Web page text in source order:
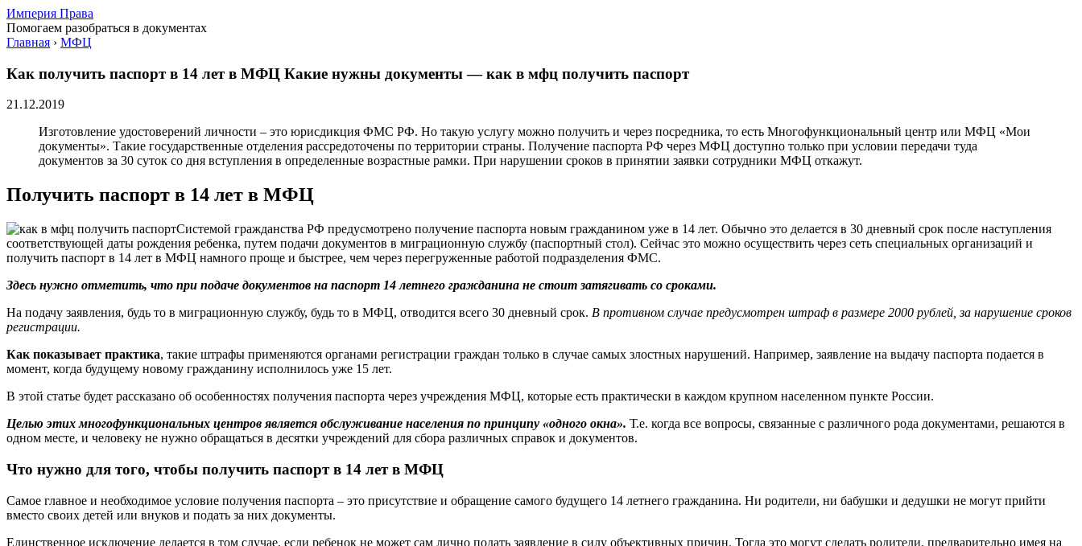
Империя Права
Помогаем разобраться в документах
Главная › МФЦ
Как получить паспорт в 14 лет в МФЦ Какие нужны документы — как в мфц получить паспорт
21.12.2019
Изготовление удостоверений личности – это юрисдикция ФМС РФ. Но такую услугу можно получить и через посредника, то есть Многофункциональный центр или МФЦ «Мои
документы». Такие государственные отделения рассредоточены по территории страны. Получение паспорта РФ через МФЦ доступно только при условии передачи туда
документов за 30 суток со дня вступления в определенные возрастные рамки. При нарушении сроков в принятии заявки сотрудники МФЦ откажут.
Получить паспорт в 14 лет в МФЦ
Системой гражданства РФ предусмотрено получение паспорта новым гражданином уже в 14 лет. Обычно это делается в 30 дневный срок после наступления
соответствующей даты рождения ребенка, путем подачи документов в миграционную службу (паспортный стол). Сейчас это можно осуществить через сеть специальных организаций и
получить паспорт в 14 лет в МФЦ намного проще и быстрее, чем через перегруженные работой подразделения ФМС.
Здесь нужно отметить, что при подаче документов на паспорт 14 летнего гражданина не стоит затягивать со сроками.
На подачу заявления, будь то в миграционную службу, будь то в МФЦ, отводится всего 30 дневный срок. В противном случае предусмотрен штраф в размере 2000 рублей, за нарушение сроков
регистрации.
Как показывает практика, такие штрафы применяются органами регистрации граждан только в случае самых злостных нарушений. Например, заявление на выдачу паспорта подается в
момент, когда будущему новому гражданину исполнилось уже 15 лет.
В этой статье будет рассказано об особенностях получения паспорта через учреждения МФЦ, которые есть практически в каждом крупном населенном пункте России.
Целью этих многофункциональных центров является обслуживание населения по принципу «одного окна». Т.е. когда все вопросы, связанные с различного рода документами, решаются в
одном месте, и человеку не нужно обращаться в десятки учреждений для сбора различных справок и документов.
Что нужно для того, чтобы получить паспорт в 14 лет в МФЦ
Самое главное и необходимое условие получения паспорта – это присутствие и обращение самого будущего 14 летнего гражданина. Ни родители, ни бабушки и дедушки не могут прийти
вместо своих детей или внуков и подать за них документы.
Единственное исключение делается в том случае, если ребенок не может сам лично подать заявление в силу объективных причин. Тогда это могут сделать родители, предварительно имея на